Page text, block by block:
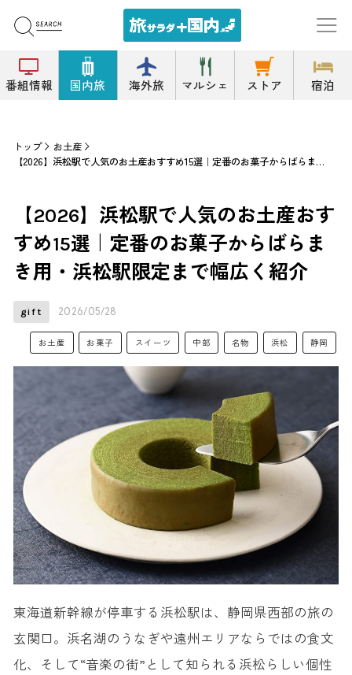
番組情報 国内旅 海外旅 マルシェ ストア 宿泊
トップ
お土産
【2026】浜松駅で人気のお土産おすすめ15選｜定番のお菓子からばらまき用・浜松駅限定まで幅広く紹介
【2026】浜松駅で人気のお土産おす
すめ15選｜定番のお菓子からばらま
き用・浜松駅限定まで幅広く紹介
gift 2026/05/28
お土産 お菓子 スイーツ 中部 名物 浜松 静岡
東海道新幹線が停車する浜松駅は、静岡県西部の旅の
玄関口。浜名湖のうなぎや遠州エリアならではの食文
化、そして“音楽の街”として知られる浜松らしい個性